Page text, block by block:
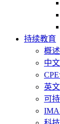
持续教育
概述
中
英
可
IMA